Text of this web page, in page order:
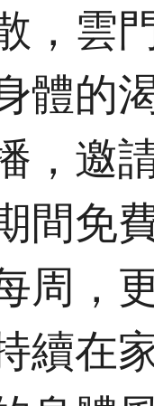
，雲
體的
，邀
間免
周，
續在